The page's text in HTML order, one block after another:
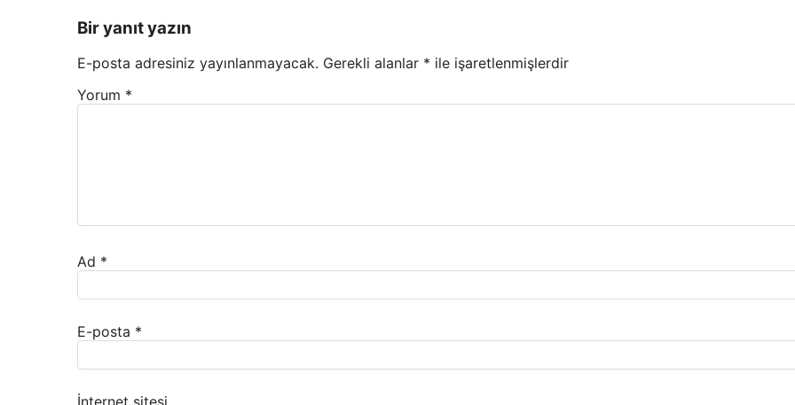
Bir yanıt yazın
E-posta adresiniz yayınlanmayacak. Gerekli alanlar * ile işaretlenmişlerdir
Yorum *
Ad *
E-posta *